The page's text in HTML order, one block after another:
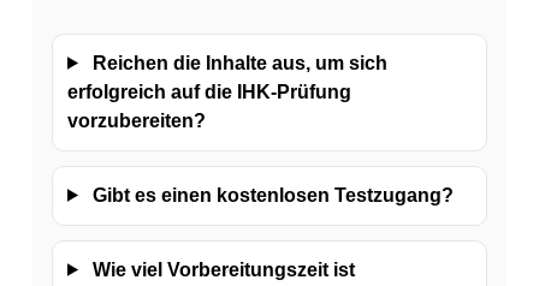
Reichen die Inhalte aus, um sich
erfolgreich auf die IHK-Prüfung
vorzubereiten?
Gibt es einen kostenlosen Testzugang?
Wie viel Vorbereitungszeit ist